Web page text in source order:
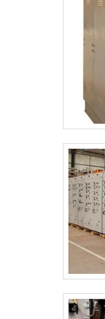
e banqueta
inovadora,
fato de a
qualidade
e
isso,
isolamento
vasta
atuação,
excelência